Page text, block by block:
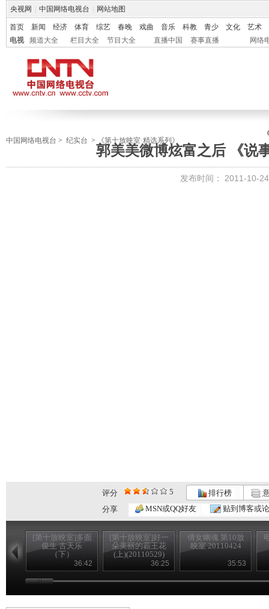
央视网 中国网络电视台 网站地图
首页 新闻 经济 体育 综艺 春晚 戏曲 音乐 科教 青少 文化
艺术
电视
频道大全 栏目大全 节目大全 直播中国 赛事直播 网络
中国网络电视台 > 纪实台 > 《第十放映室·精选系列》
郭美美微博炫富之后 《说
发布时间： 2011-10-
评分 5 排行榜
分享
MSN或QQ好友 贴到博客或
[第十放映室]多面
俊生 古天乐
（下）
(20110522)36:42
[第十放映室]好一
朵美丽的霸王花
(上)(20110529)
36:25
倩女幽魂 第10放
映室 20110424
35:53